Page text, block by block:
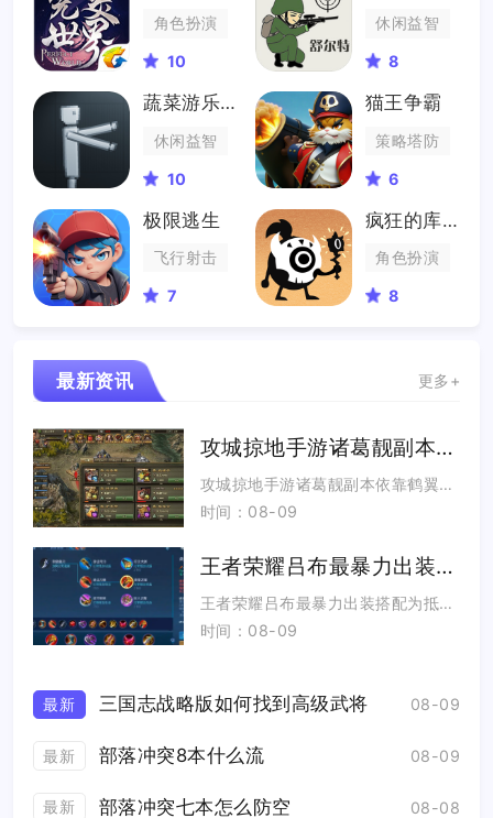
角色扮演
10
休闲益智
8
蔬菜游乐场
休闲益智
10
猫王争霸
策略塔防
6
极限逃生
飞行射击
7
疯狂的库库姆
角色扮演
8
最新资讯 更多+
攻城掠地手游诸葛靓副本怎么过
攻城掠地手游诸葛靓副本依靠鹤翼阵搭配关羽、张飞、太史慈、陆逊四将固定排阵，把控战法释放节点、配齐高阶宝石与真套...
时间：08-09
王者荣耀吕布最暴力出装怎么搭配
王者荣耀吕布最暴力出装搭配为抵抗之靴、破军、无尽战刃、纯净苍穹、暴烈之甲、破魔刀，这套纯暴击输出流出装可以最大...
时间：08-09
最新 三国志战略版如何找到高级武将 08-09
最新 部落冲突8本什么流 08-09
最新 部落冲突七本怎么防空 08-08